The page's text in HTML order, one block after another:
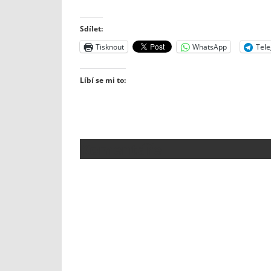
Sdílet:
Tisknout
WhatsApp
Líbí se mi to: